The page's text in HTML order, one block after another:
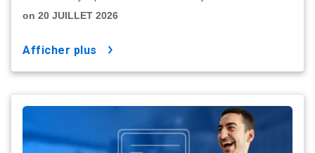
on 20 JUILLET 2026
afficher plus